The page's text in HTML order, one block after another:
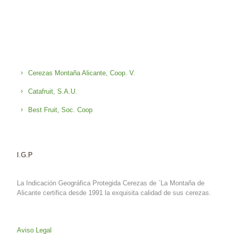
Cerezas Montaña Alicante, Coop. V.
Catafruit, S.A.U.
Best Fruit, Soc. Coop
I.G.P
La Indicación Geográfica Protegida Cerezas de `La Montaña de
Alicante certifica desde 1991 la exquisita calidad de sus cerezas.
Aviso Legal